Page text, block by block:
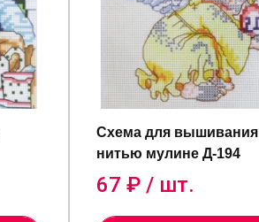
Схема для вышивания
нитью мулине Д-194
67 ₽ / шт.